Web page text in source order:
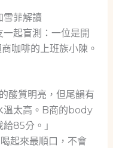
雪菲解讀
起盲測：一位是開
咖啡的上班族小陳。
的酸質明亮，但尾韻有
溫太高。B商的body
85分。」
喝起來最順口，不會